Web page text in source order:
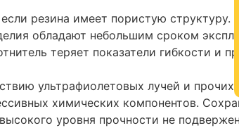
резина имеет пористую структуру. К
обладают небольшим сроком
теряет показатели гибкости и
ультрафиолетовых лучей и прочих
химических компонентов.
уровня прочности не подвержен